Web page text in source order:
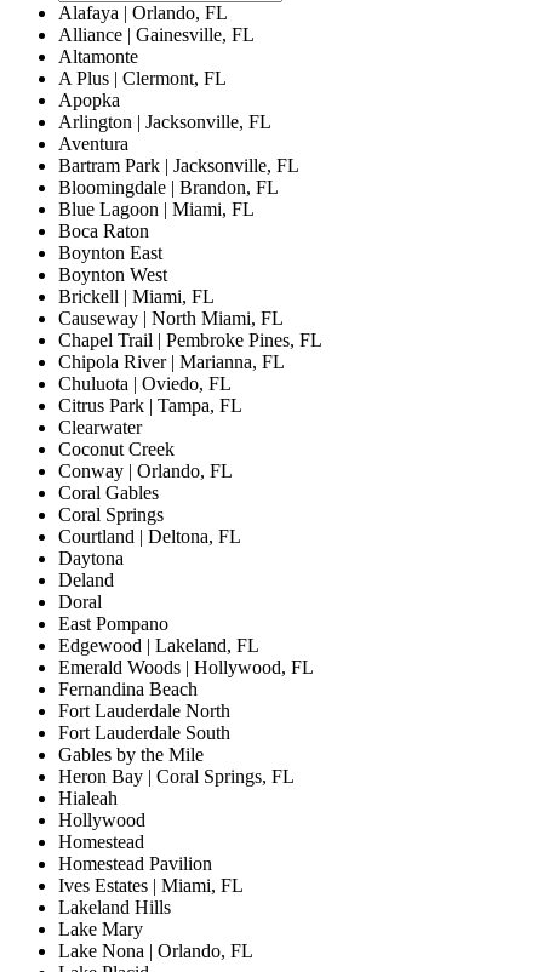
Alafaya | Orlando, FL
Alliance | Gainesville, FL
Altamonte
A Plus | Clermont, FL
Apopka
Arlington | Jacksonville, FL
Aventura
Bartram Park | Jacksonville, FL
Bloomingdale | Brandon, FL
Blue Lagoon | Miami, FL
Boca Raton
Boynton East
Boynton West
Brickell | Miami, FL
Causeway | North Miami, FL
Chapel Trail | Pembroke Pines, FL
Chipola River | Marianna, FL
Chuluota | Oviedo, FL
Citrus Park | Tampa, FL
Clearwater
Coconut Creek
Conway | Orlando, FL
Coral Gables
Coral Springs
Courtland | Deltona, FL
Daytona
Deland
Doral
East Pompano
Edgewood | Lakeland, FL
Emerald Woods | Hollywood, FL
Fernandina Beach
Fort Lauderdale North
Fort Lauderdale South
Gables by the Mile
Heron Bay | Coral Springs, FL
Hialeah
Hollywood
Homestead
Homestead Pavilion
Ives Estates | Miami, FL
Lakeland Hills
Lake Mary
Lake Nona | Orlando, FL